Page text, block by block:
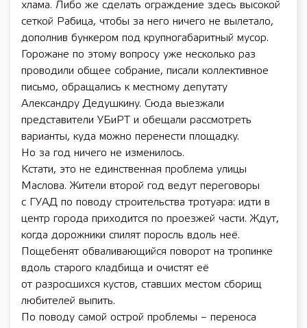
хлама. Либо же сделать ограждение здесь высокой
сеткой Рабица, чтобы за него ничего не вылетало,
дополнив бункером под крупногабаритный мусор.
Горожане по этому вопросу уже несколько раз
проводили общее собрание, писали коллективное
письмо, обращались к местному депутату
Александру Дедушкину. Сюда выезжали
представители УБиРТ и обещали рассмотреть
варианты, куда можно перенести площадку.
Но за год ничего не изменилось.
Кстати, это не единственная проблема улицы
Маслова. Жители второй год ведут переговоры
с ГУАД по поводу строительства тротуара: идти в
центр города приходится по проезжей части. Ждут,
когда дорожники спилят поросль вдоль неё.
Пощебенят обваливающийся поворот на тропинке
вдоль старого кладбища и очистят её
от разросшихся кустов, ставших местом сборищ
любителей выпить.
По поводу самой острой проблемы – переноса